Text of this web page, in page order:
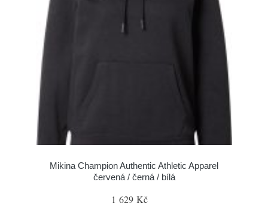
Mikina Champion Authentic Athletic Apparel
červená / černá / bílá
1 629 Kč